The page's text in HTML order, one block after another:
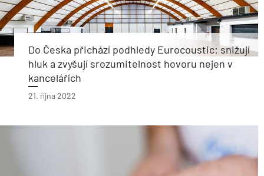
Do Česka přichází podhledy Eurocoustic: snižují
hluk a zvyšují srozumitelnost hovoru nejen v
kancelářích
21. října 2022